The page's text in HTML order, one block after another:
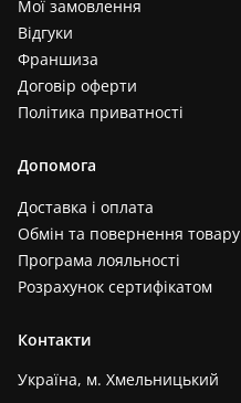
Мої замовлення
Відгуки
Франшиза
Договір оферти
Політика приватності
Допомога
Доставка і оплата
Обмін та повернення товару
Програма лояльності
Розрахунок сертифікатом
Контакти
Україна, м. Хмельницький